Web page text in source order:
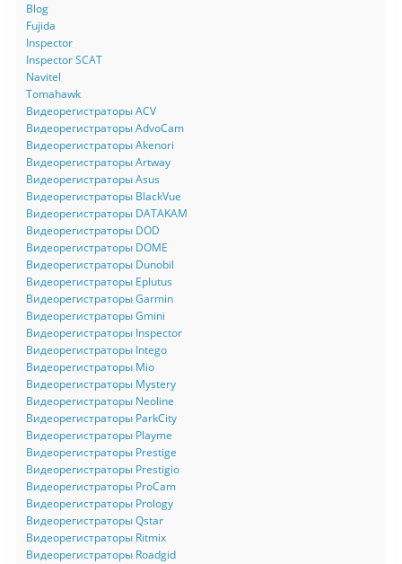
Blog
Fujida
Inspector
Inspector SCAT
Navitel
Tomahawk
Видеорегистраторы ACV
Видеорегистраторы AdvoCam
Видеорегистраторы Akenori
Видеорегистраторы Artway
Видеорегистраторы Asus
Видеорегистраторы BlackVue
Видеорегистраторы DATAKAM
Видеорегистраторы DOD
Видеорегистраторы DOME
Видеорегистраторы Dunobil
Видеорегистраторы Eplutus
Видеорегистраторы Garmin
Видеорегистраторы Gmini
Видеорегистраторы Inspector
Видеорегистраторы Intego
Видеорегистраторы Mio
Видеорегистраторы Mystery
Видеорегистраторы Neoline
Видеорегистраторы ParkCity
Видеорегистраторы Playme
Видеорегистраторы Prestige
Видеорегистраторы Prestigio
Видеорегистраторы ProCam
Видеорегистраторы Prology
Видеорегистраторы Qstar
Видеорегистраторы Ritmix
Видеорегистраторы Roadgid